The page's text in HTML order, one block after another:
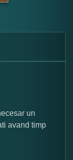
un
avand timp